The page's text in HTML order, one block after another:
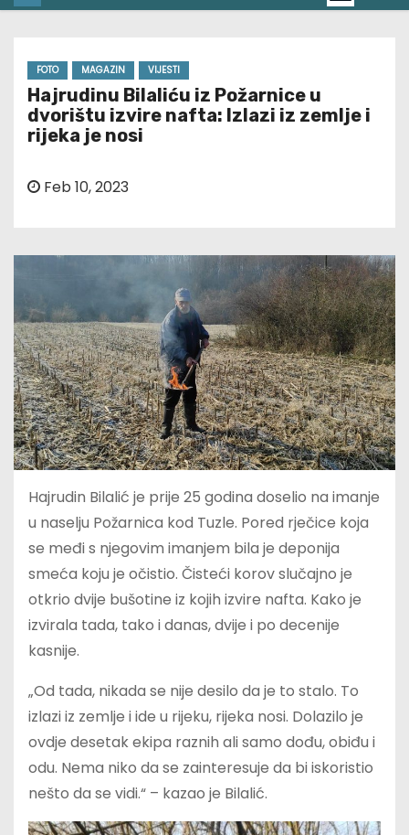
FOTO MAGAZIN VIJESTI
Hajrudinu Bilaliću iz Požarnice u
dvorištu izvire nafta: Izlazi iz zemlje i
rijeka je nosi
Feb 10, 2023
Hajrudin Bilalić je prije 25 godina doselio na imanje
u naselju Požarnica kod Tuzle. Pored rječice koja
se međi s njegovim imanjem bila je deponija
smeća koju je očistio. Čisteći korov slučajno je
otkrio dvije bušotine iz kojih izvire nafta. Kako je
izvirala tada, tako i danas, dvije i po decenije
kasnije.
„Od tada, nikada se nije desilo da je to stalo. To
izlazi iz zemlje i ide u rijeku, rijeka nosi. Dolazilo je
ovdje desetak ekipa raznih ali samo dođu, obiđu i
odu. Nema niko da se zainteresuje da bi iskoristio
nešto da se vidi.“ – kazao je Bilalić.